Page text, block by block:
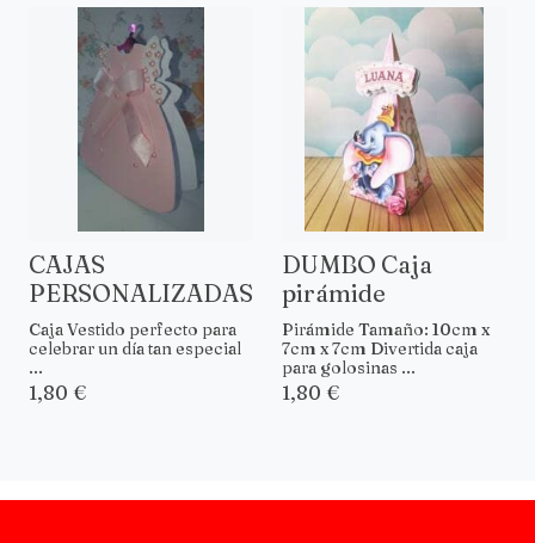
CAJAS
PERSONALIZADAS
Caja Vestido perfecto para
celebrar un día tan especial
...
1,80 €
DUMBO Caja
pirámide
Pirámide Tamaño: 10cm x
7cm x 7cm Divertida caja
para golosinas ...
1,80 €